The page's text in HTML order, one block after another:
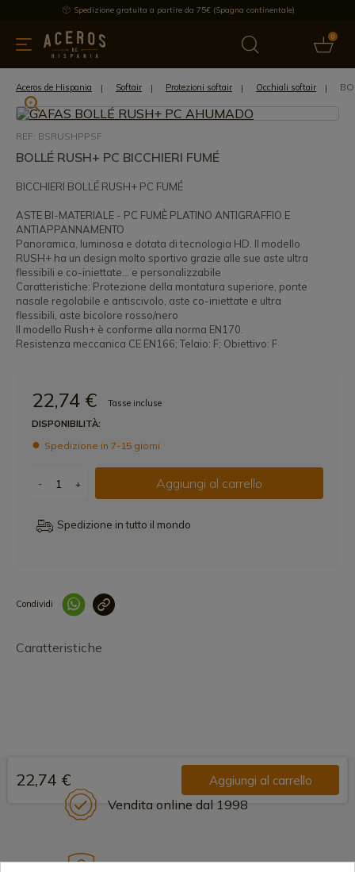
Spedizione gratuita a partire da 75€ (Spagna continentale)
0
cucina Offre Ultime notizie Venduti Marche
Aceros de Hispania Softair Protezioni softair Occhiali softair
REF: BSRUSHPPSF
BOLLÉ RUSH+ PC BICCHIERI FUMÉ
BICCHIERI BOLLÉ RUSH+ PC FUMÉ
ASTE BI-MATERIALE - PC FUMÈ PLATINO ANTIGRAFFIO E
ANTIAPPANNAMENTO
Panoramica, luminosa e dotata di tecnologia HD. Il modello
RUSH+ ha un design molto sportivo grazie alle sue aste ultra
flessibili e co-iniettate... e personalizzabile
Caratteristiche: Protezione della montatura superiore, ponte
nasale regolabile e antiscivolo, aste co-iniettate e ultra
flessibili, aste bicolore rosso/nero
Il modello Rush+ è conforme alla norma EN170.
Resistenza meccanica CE EN166; Telaio: F; Obiettivo: F
22,74 €
Tasse incluse
DISPONIBILITÀ:
Spedizione in 7-15 giorni
- + Aggiungi al carrello
Spedizione in tutto il mondo
Condividi
Caratteristiche
22,74 € Aggiungi al carrello
Vendita online dal 1998